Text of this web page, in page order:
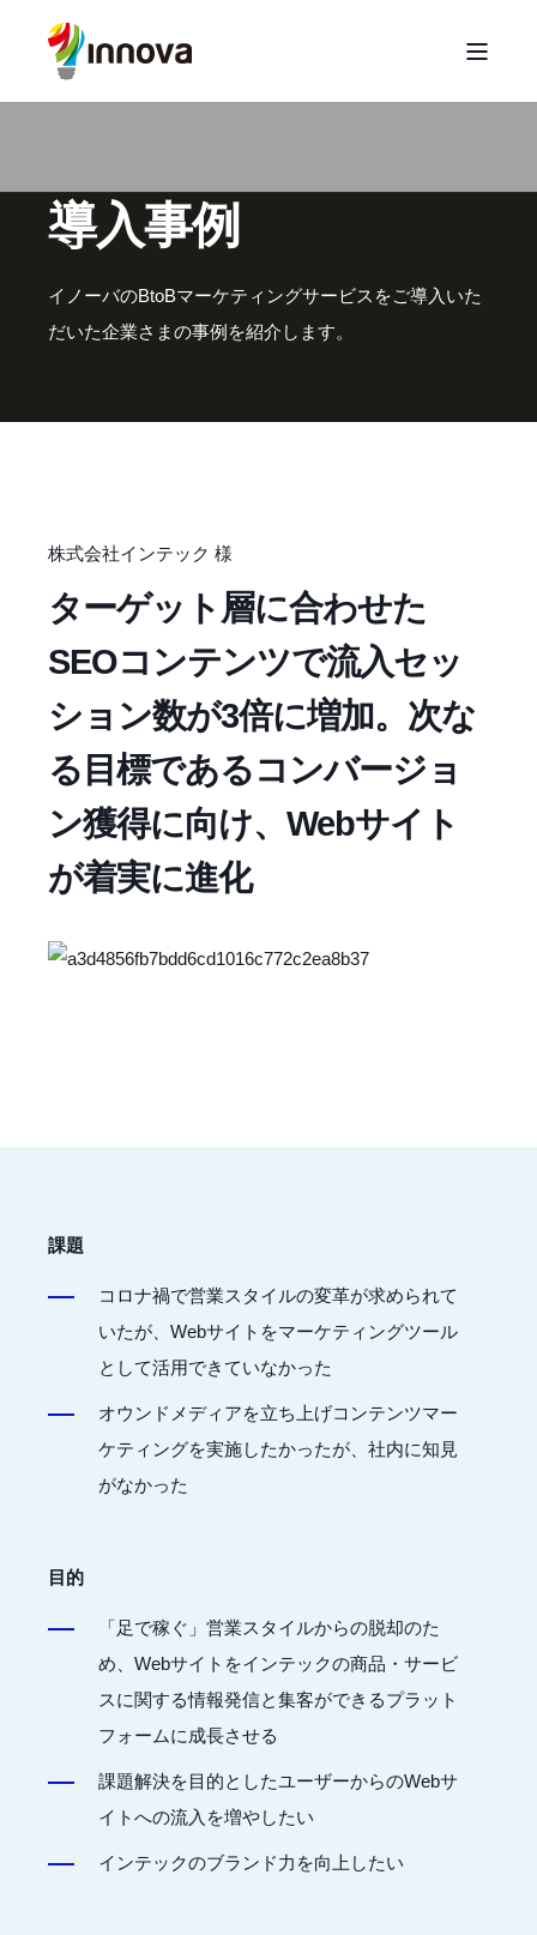
導入事例
イノーバのBtoBマーケティングサービスをご導入いた
だいた企業さまの事例を紹介します。
株式会社インテック 様
ターゲット層に合わせた
SEOコンテンツで流入セッ
ション数が3倍に増加。次な
る目標であるコンバージョ
ン獲得に向け、Webサイト
が着実に進化
課題
コロナ禍で営業スタイルの変革が求められて
いたが、Webサイトをマーケティングツール
として活用できていなかった
オウンドメディアを立ち上げコンテンツマー
ケティングを実施したかったが、社内に知見
がなかった
目的
「足で稼ぐ」営業スタイルからの脱却のた
め、Webサイトをインテックの商品・サービ
スに関する情報発信と集客ができるプラット
フォームに成長させる
課題解決を目的としたユーザーからのWebサ
イトへの流入を増やしたい
インテックのブランド力を向上したい